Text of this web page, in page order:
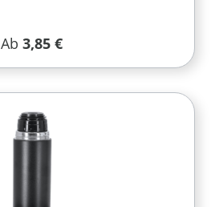
Regulärer Preis:
Ab 3,85 €